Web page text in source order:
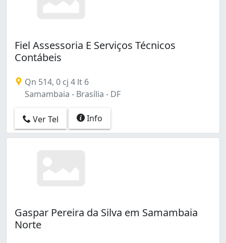
Fiel Assessoria E Serviços Técnicos
Contábeis
Qn 514, 0 cj 4 lt 6
Samambaia - Brasília - DF
Ver Tel Info
Gaspar Pereira da Silva em Samambaia
Norte